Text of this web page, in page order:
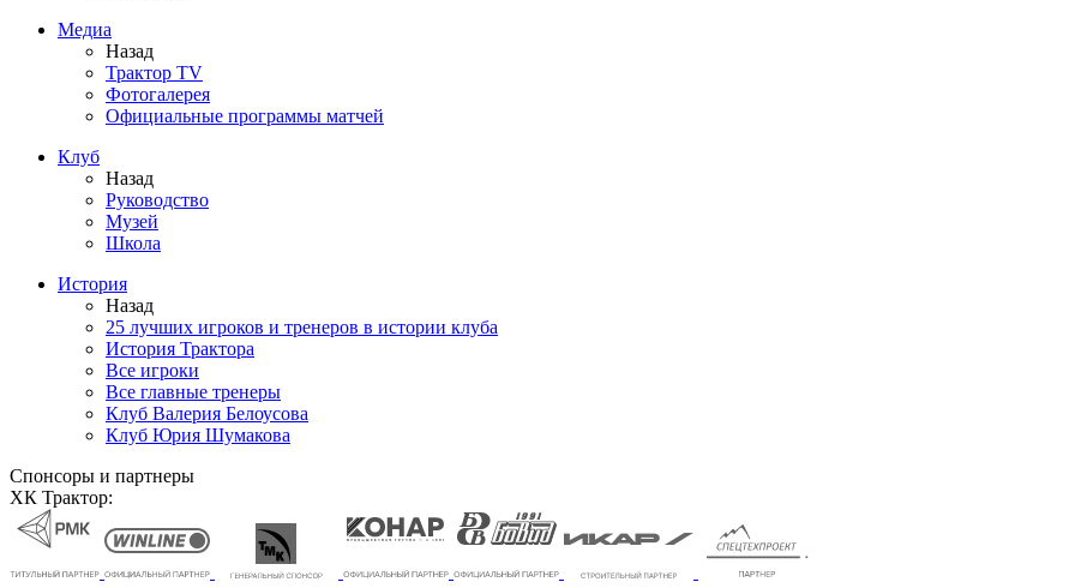
Медиа
Назад
Трактор TV
Фотогалерея
Официальные программы матчей
Клуб
Назад
Руководство
Музей
Школа
История
Назад
25 лучших игроков и тренеров в истории клуба
История Трактора
Все игроки
Все главные тренеры
Клуб Валерия Белоусова
Клуб Юрия Шумакова
Спонсоры и партнеры
ХК Трактор: